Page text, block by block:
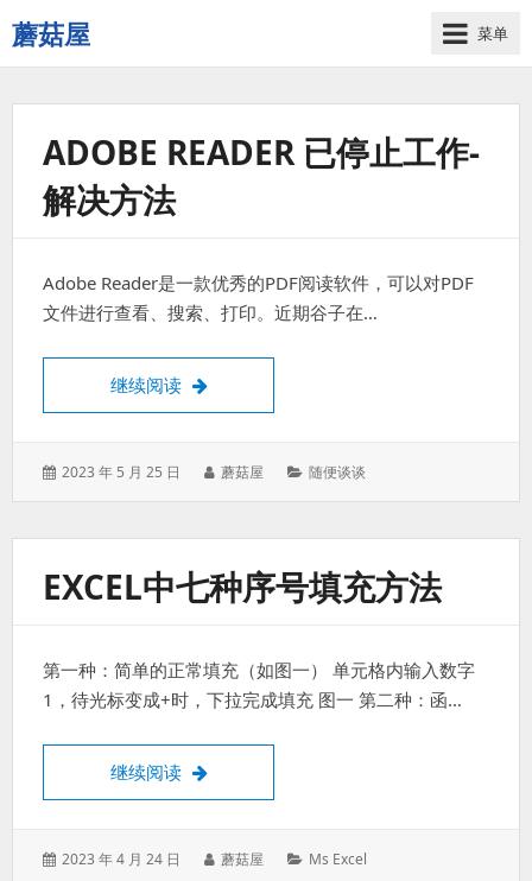
蘑菇屋
欢
屋！
菜单
ADOBE READER 已停止工作-
解决方法
Adobe Reader是一款优秀的PDF阅读软件，可以对PDF
文件进行查看、搜索、打印。近期谷子在…
继续阅读 Adobe Reader 已停止工作-解决方法
发
2023 年 5 月 25 日
作
蘑菇屋
分
随便谈谈
EXCEL中七种序号填充方法
第一种：简单的正常填充（如图一） 单元格内输入数字
1，待光标变成+时，下拉完成填充 图一 第二种：函…
继续阅读 Excel中七种序号填充方法
发
2023 年 4 月 24 日
作
蘑菇屋
分
Ms Excel